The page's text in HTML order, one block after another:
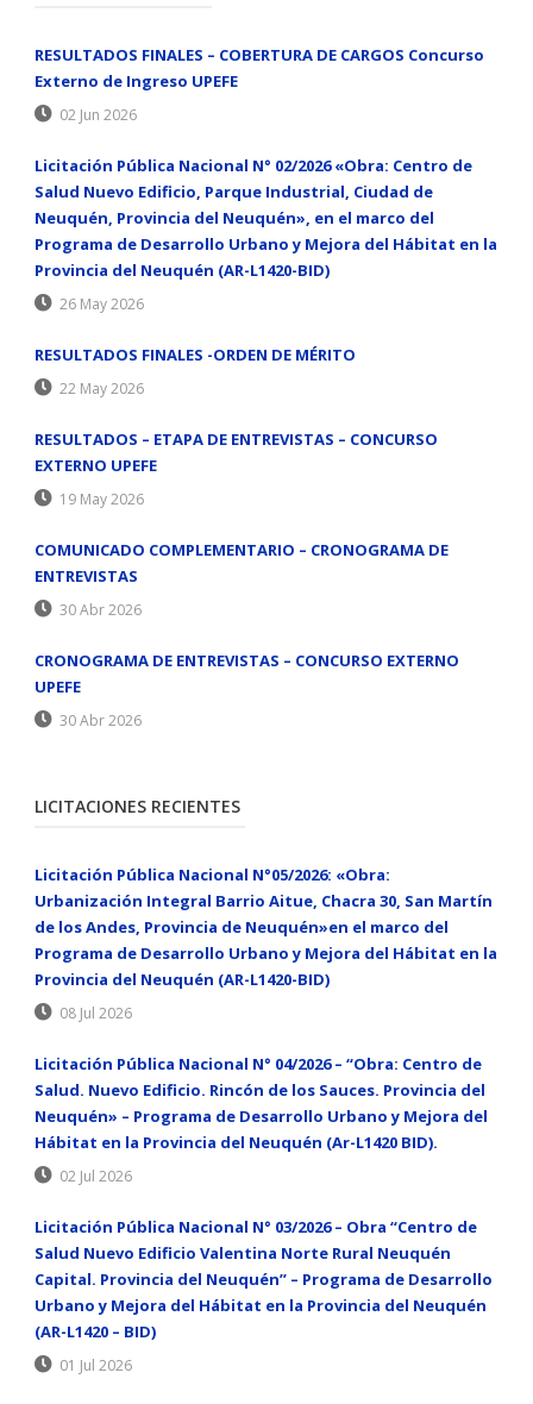
RESULTADOS FINALES – COBERTURA DE CARGOS Concurso
Externo de Ingreso UPEFE
02 Jun 2026
Licitación Pública Nacional N° 02/2026 «Obra: Centro de
Salud Nuevo Edificio, Parque Industrial, Ciudad de
Neuquén, Provincia del Neuquén», en el marco del
Programa de Desarrollo Urbano y Mejora del Hábitat en la
Provincia del Neuquén (AR-L1420-BID)
26 May 2026
RESULTADOS FINALES -ORDEN DE MÉRITO
22 May 2026
RESULTADOS – ETAPA DE ENTREVISTAS – CONCURSO
EXTERNO UPEFE
19 May 2026
COMUNICADO COMPLEMENTARIO – CRONOGRAMA DE
ENTREVISTAS
30 Abr 2026
CRONOGRAMA DE ENTREVISTAS – CONCURSO EXTERNO
UPEFE
30 Abr 2026
LICITACIONES RECIENTES
Licitación Pública Nacional N°05/2026: «Obra:
Urbanización Integral Barrio Aitue, Chacra 30, San Martín
de los Andes, Provincia de Neuquén»en el marco del
Programa de Desarrollo Urbano y Mejora del Hábitat en la
Provincia del Neuquén (AR-L1420-BID)
08 Jul 2026
Licitación Pública Nacional N° 04/2026 – “Obra: Centro de
Salud. Nuevo Edificio. Rincón de los Sauces. Provincia del
Neuquén» – Programa de Desarrollo Urbano y Mejora del
Hábitat en la Provincia del Neuquén (Ar-L1420 BID).
02 Jul 2026
Licitación Pública Nacional N° 03/2026 – Obra “Centro de
Salud Nuevo Edificio Valentina Norte Rural Neuquén
Capital. Provincia del Neuquén” – Programa de Desarrollo
Urbano y Mejora del Hábitat en la Provincia del Neuquén
(AR-L1420 – BID)
01 Jul 2026